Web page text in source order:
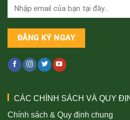
CÁC CHÍNH SÁCH VÀ QUY
Chính sách & Quy định chung